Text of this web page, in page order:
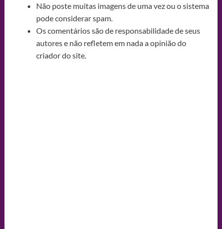
Não poste muitas imagens de uma vez ou o sistema
pode considerar spam.
Os comentários são de responsabilidade de seus
autores e não refletem em nada a opinião do
criador do site.